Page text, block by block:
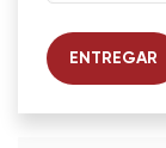
ENTREGAR